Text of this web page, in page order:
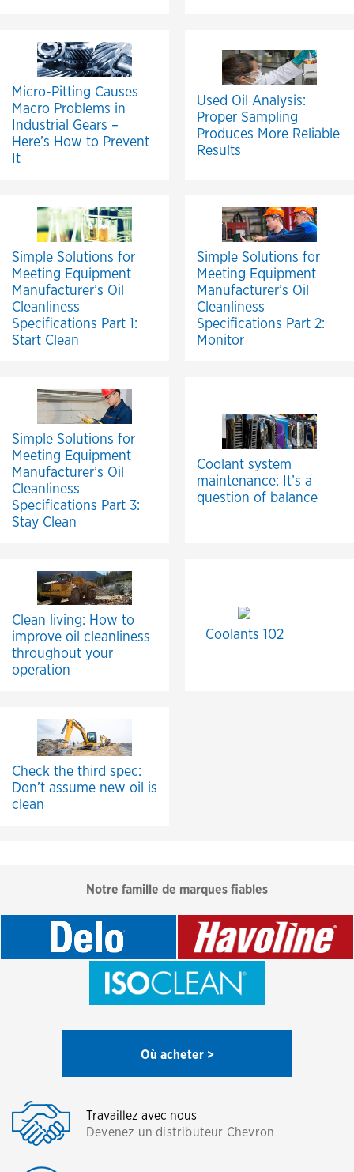
Micro-Pitting Causes
Macro Problems in
Industrial Gears –
Here’s How to Prevent
It
Used Oil Analysis:
Proper Sampling
Produces More Reliable
Results
Simple Solutions for
Meeting Equipment
Manufacturer’s Oil
Cleanliness
Specifications Part 1:
Start Clean
Simple Solutions for
Meeting Equipment
Manufacturer’s Oil
Cleanliness
Specifications Part 2:
Monitor
Simple Solutions for
Meeting Equipment
Manufacturer’s Oil
Cleanliness
Specifications Part 3:
Stay Clean
Coolant system
maintenance: It’s a
question of balance
Clean living: How to
improve oil cleanliness
throughout your
operation
Coolants 102
Check the third spec:
Don’t assume new oil is
clean
Notre famille de marques fiables
Où acheter >
Travaillez avec nous
Devenez un distributeur Chevron